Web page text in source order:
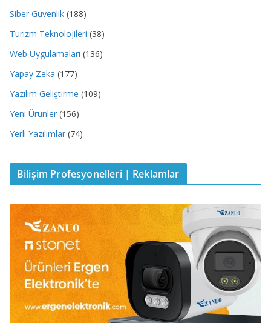
Siber Güvenlik (188)
Turizm Teknolojileri (38)
Web Uygulamaları (136)
Yapay Zeka (177)
Yazılım Geliştirme (109)
Yeni Ürünler (156)
Yerli Yazılımlar (74)
Bilişim Profesyonelleri | Reklamlar